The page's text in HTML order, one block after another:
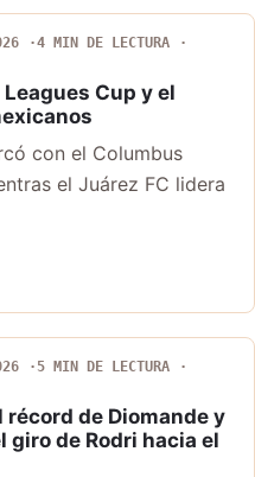
4 MIN DE LECTURA
Cup y el
con el Columbus
el Juárez FC lidera
5 MIN DE LECTURA
récord de Diomande y
giro de Rodri hacia el